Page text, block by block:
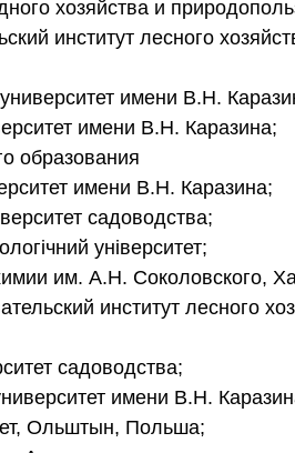
хозяйства и
институт лесного
имени В.Н.
имени В.Н. Каразина;
образования
имени В.Н. Каразина;
садоводства;
університет;
им. А.Н. Соколовского,
институт лесного
садоводства;
имени В.Н.
Ольштын, Польша;